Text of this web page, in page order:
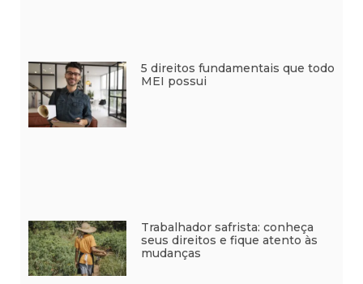
5 direitos fundamentais que todo
MEI possui
Trabalhador safrista: conheça
seus direitos e fique atento às
mudanças